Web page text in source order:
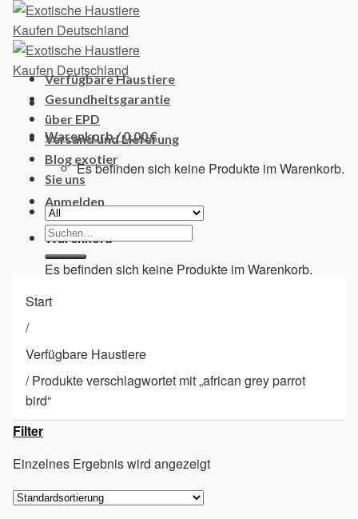
Skip
content
Warenkorb /0,00€
Es befinden sich keine Produkte im Warenkorb.
Anmelden
Warenkorb
Es befinden sich keine Produkte im Warenkorb.
Verfügbare Haustiere
Gesundheitsgarantie
über EPD
Versand und Lieferung
Blog exotier
Sie uns
Suchen
nach:
Start
/
Verfügbare Haustiere
/Produkte verschlagwortet mit „african grey parrot
bird“
Filter
Einzelnes Ergebnis wird angezeigt